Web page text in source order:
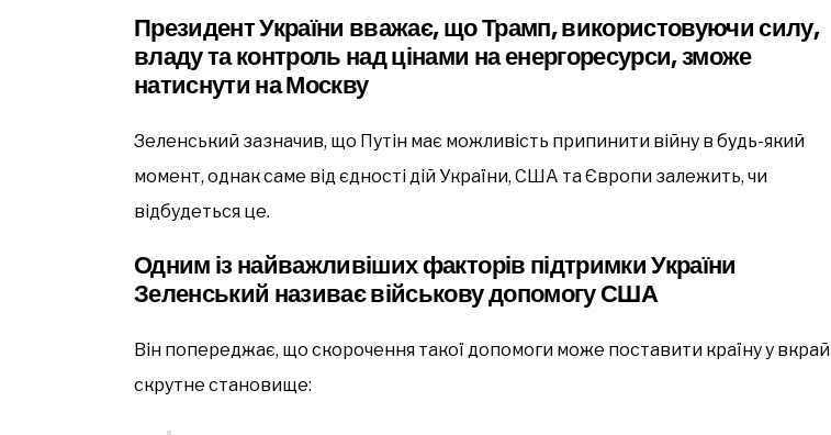
Президент України вважає, що Трамп, використовуючи силу,
владу та контроль над цінами на енергоресурси, зможе
натиснути на Москву
Зеленський зазначив, що Путін має можливість припинити війну в будь-який
момент, однак саме від єдності дій України, США та Європи залежить, чи
відбудеться це.
Одним із найважливіших факторів підтримки України
Зеленський називає військову допомогу США
Він попереджає, що скорочення такої допомоги може поставити країну у вкрай
скрутне становище: